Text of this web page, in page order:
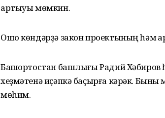
артыуы мөмкин.
Ошо көндәрҙә закон проектының һәм
Башҡортостан башлығы Радий Хәбиров
хеҙмәтенә иҫәпкә баҫырға кәрәк.
мөһим.